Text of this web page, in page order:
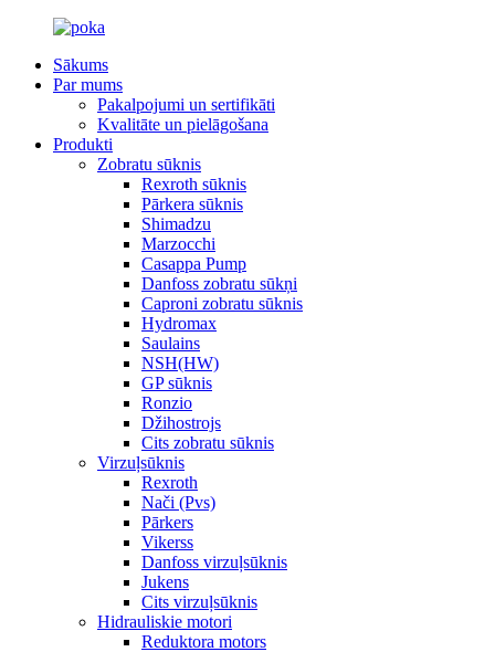
Sākums
Par mums
Pakalpojumi un sertifikāti
Kvalitāte un pielāgošana
Produkti
Zobratu sūknis
Rexroth sūknis
Pārkera sūknis
Shimadzu
Marzocchi
Casappa Pump
Danfoss zobratu sūkņi
Caproni zobratu sūknis
Hydromax
Saulains
NSH(HW)
GP sūknis
Ronzio
Džihostrojs
Cits zobratu sūknis
Virzuļsūknis
Rexroth
Nači (Pvs)
Pārkers
Vikerss
Danfoss virzuļsūknis
Jukens
Cits virzuļsūknis
Hidrauliskie motori
Reduktora motors